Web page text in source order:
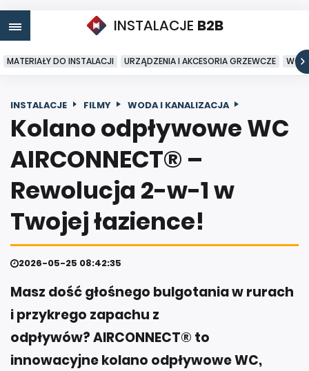
INSTALACJE B2B
MATERIAŁY DO INSTALACJI URZĄDZENIA I AKCESORIA GRZEWCZE
INSTALACJE FILMY WODA I KANALIZACJA
Kolano odpływowe WC
AIRCONNECT® –
Rewolucja 2-w-1 w
Twojej łazience!
2026-05-25 08:42:35
Masz dość głośnego bulgotania w rurach
i przykrego zapachu z
odpływów?AIRCONNECT® to
innowacyjne kolano odpływowe WC,